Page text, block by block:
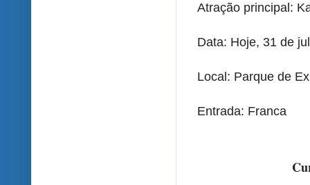
Atração principal:
Data: Hoje, 31 de
Local: Parque de
Entrada: Franca